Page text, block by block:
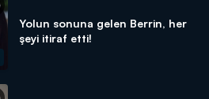
Yolun sonuna gelen Berrin, her
şeyi itiraf etti!